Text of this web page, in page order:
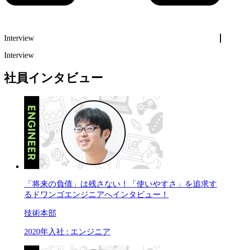
Interview
Interview
社員インタビュー
「将来の負債」は残さない！「使いやすさ」を追求す
るドワンゴエンジニアへインタビュー！
技術本部
2020年入社 : エンジニア